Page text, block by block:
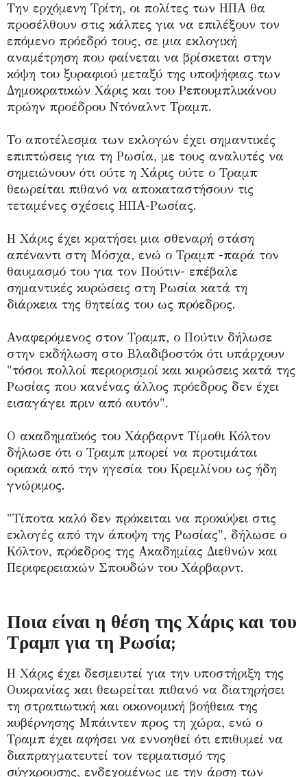
Την ερχόμενη Τρίτη, οι πολίτες των ΗΠΑ θα
προσέλθουν στις κάλπες για να επιλέξουν τον
επόμενο πρόεδρό τους, σε μια εκλογική
αναμέτρηση που φαίνεται να βρίσκεται στην
κόψη του ξυραφιού μεταξύ της υποψήφιας των
Δημοκρατικών Χάρις και του Ρεπουμπλικάνου
πρώην προέδρου Ντόναλντ Τραμπ.
Το αποτέλεσμα των εκλογών έχει σημαντικές
επιπτώσεις για τη Ρωσία, με τους αναλυτές να
σημειώνουν ότι ούτε η Χάρις ούτε ο Τραμπ
θεωρείται πιθανό να αποκαταστήσουν τις
τεταμένες σχέσεις ΗΠΑ-Ρωσίας.
Η Χάρις έχει κρατήσει μια σθεναρή στάση
απέναντι στη Μόσχα, ενώ ο Τραμπ -παρά τον
θαυμασμό του για τον Πούτιν- επέβαλε
σημαντικές κυρώσεις στη Ρωσία κατά τη
διάρκεια της θητείας του ως πρόεδρος.
Αναφερόμενος στον Τραμπ, ο Πούτιν δήλωσε
στην εκδήλωση στο Βλαδιβοστόκ ότι υπάρχουν
"τόσοι πολλοί περιορισμοί και κυρώσεις κατά της
Ρωσίας που κανένας άλλος πρόεδρος δεν έχει
εισαγάγει πριν από αυτόν".
Ο ακαδημαϊκός του Χάρβαρντ Τίμοθι Κόλτον
δήλωσε ότι ο Τραμπ μπορεί να προτιμάται
οριακά από την ηγεσία του Κρεμλίνου ως ήδη
γνώριμος.
"Τίποτα καλό δεν πρόκειται να προκύψει στις
εκλογές από την άποψη της Ρωσίας", δήλωσε ο
Κόλτον, πρόεδρος της Ακαδημίας Διεθνών και
Περιφερειακών Σπουδών του Χάρβαρντ.
Ποια είναι η θέση της Χάρις και του
Τραμπ για τη Ρωσία;
Η Χάρις έχει δεσμευτεί για την υποστήριξη της
Ουκρανίας και θεωρείται πιθανό να διατηρήσει
τη στρατιωτική και οικονομική βοήθεια της
κυβέρνησης Μπάιντεν προς τη χώρα, ενώ ο
Τραμπ έχει αφήσει να εννοηθεί ότι επιθυμεί να
διαπραγματευτεί τον τερματισμό της
σύγκρουσης, ενδεχομένως με την άρση των